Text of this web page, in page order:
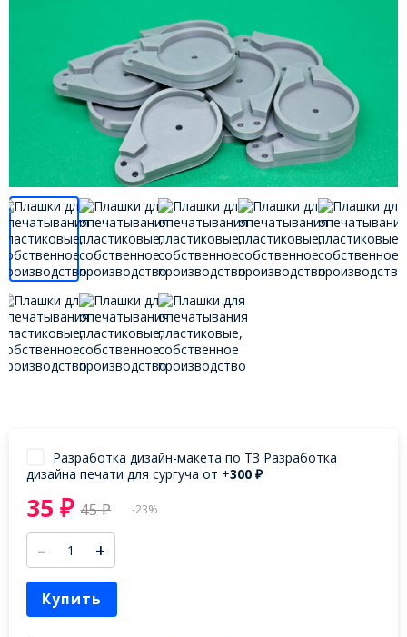
Разработка дизайн-макета по ТЗ Разработка
дизайна печати для сургуча от +300₽
35₽ 45₽ -23%
– +
Купить